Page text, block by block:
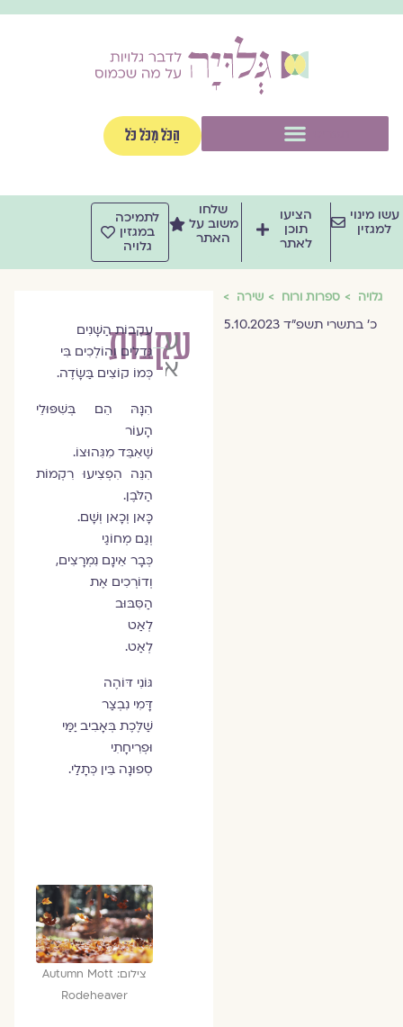
הַכֹּל מִכֹּל כֹּל
מינוי
למגזין
הציעו
תוכן
לאתר
שלחו
משוב על
האתר
לתמיכה
במגזין
גלויה
גלויה ספרות ורוח שירה
כ׳ בתשרי תשפ״ד 5.10.2023 עקבות
עינת
ארז
עִקְבוֹת הַשָּׁנִים
גְּדֵלִים וְהוֹלְכִים בִּי
כְּמוֹ קוֹצִים בַּשָּׂדֶה.
הִנָּהּ הֵם בְּשִׁפּוּלֵי
הָעוֹר
שֶׁאִבֵּד מִגִּהוּצוֹ.
הִנֵּה הִפְצִיעוּ רִקְמוֹת
הַלֹּבֶן.
כָּאן וְכָאן וְשָׁם.
וְגַם מְחוֹגַי
כְּבָר אֵינָם נִמְרָצִים,
וְדוֹרְכִים אֶת
הַסִּבּוּב
לְאַט
לְאַט.
גּוֹנִי דּוֹהֶה
דָּמִי נִבְצַר
שַׁלֶּכֶת בְּאָבִיב יַמַּי
וּפְרִיחָתִי
סְפוּנָה בֵּין כְּתָלַי.
צילום: Autumn Mott
Rodeheaver